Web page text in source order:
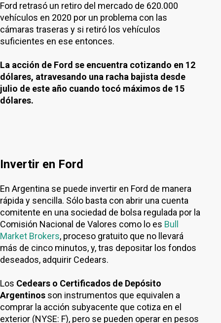
Ford retrasó un retiro del mercado de 620.000
vehículos en 2020 por un problema con las
cámaras traseras y si retiró los vehículos
suficientes en ese entonces.
La acción de Ford se encuentra cotizando en 12
dólares, atravesando una racha bajista desde
julio de este año cuando tocó máximos de 15
dólares.
Invertir en Ford
En Argentina se puede invertir en Ford de manera
rápida y sencilla. Sólo basta con abrir una cuenta
comitente en una sociedad de bolsa regulada por la
Comisión Nacional de Valores como lo es Bull
Market Brokers, proceso gratuito que no llevará
más de cinco minutos, y, tras depositar los fondos
deseados, adquirir Cedears.
Los Cedears o Certificados de Depósito
Argentinos son instrumentos que equivalen a
comprar la acción subyacente que cotiza en el
exterior (NYSE: F), pero se pueden operar en pesos